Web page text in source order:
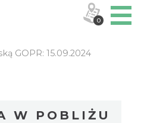
GOPR: 15.09.2024
W POBLIŻU
0